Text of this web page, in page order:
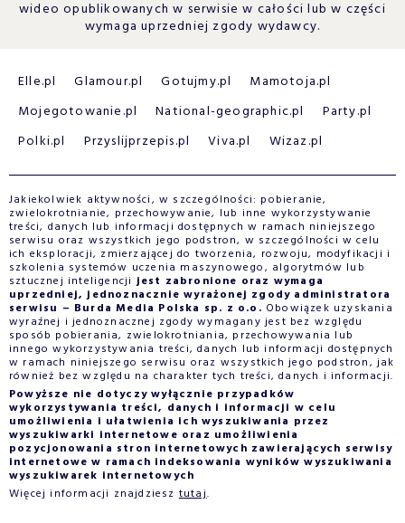
wideo opublikowanych w serwisie w całości lub w części
wymaga uprzedniej zgody wydawcy.
Elle.pl Glamour.pl Gotujmy.pl
Mamotoja.pl
Mojegotowanie.pl
National-geographic.pl
Party.pl
Polki.pl
Przyslijprzepis.pl Viva.pl Wizaz.pl
Jakiekolwiek aktywności, w szczególności: pobieranie,
zwielokrotnianie, przechowywanie, lub inne wykorzystywanie
treści, danych lub informacji dostępnych w ramach niniejszego
serwisu oraz wszystkich jego podstron, w szczególności w celu
ich eksploracji, zmierzającej do tworzenia, rozwoju, modyfikacji i
szkolenia systemów uczenia maszynowego, algorytmów lub
sztucznej inteligencjijest zabronione oraz wymaga
uprzedniej, jednoznacznie wyrażonej zgody administratora
serwisu – Burda Media Polska sp. z o.o. Obowiązek uzyskania
wyraźnej i jednoznacznej zgody wymagany jest bez względu
sposób pobierania, zwielokrotniania, przechowywania lub
innego wykorzystywania treści, danych lub informacji dostępnych
w ramach niniejszego serwisu oraz wszystkich jego podstron, jak
również bez względu na charakter tych treści, danych i informacji.
Powyższe nie dotyczy wyłącznie przypadków
wykorzystywania treści, danych i informacji w celu
umożliwienia i ułatwienia ich wyszukiwania przez
wyszukiwarki internetowe oraz umożliwienia
pozycjonowania stron internetowych zawierających serwisy
internetowe w ramach indeksowania wyników wyszukiwania
wyszukiwarek internetowych
Więcej informacji znajdziesztutaj.